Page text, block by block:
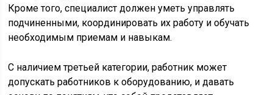
Кроме того, специалист должен уметь управлять
подчиненными, координировать их работу и обучать
необходимым приемам и навыкам.
С наличием третьей категории, работник может
допускать работников к оборудованию, и давать